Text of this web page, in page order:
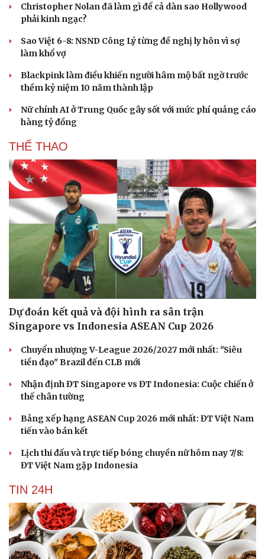
Cải chính
Christopher Nolan đã làm gì để cả dàn sao Hollywood
phải kinh ngạc?
Sao Việt 6-8: NSND Công Lý từng đề nghị ly hôn vì sợ
làm khổ vợ
Blackpink làm điều khiến người hâm mộ bất ngờ trước
thềm kỷ niệm 10 năm thành lập
Nữ chính AI ở Trung Quốc gây sốt với mức phí quảng cáo
hàng tỷ đồng
THỂ THAO
Dự đoán kết quả và đội hình ra sân trận
Singapore vs Indonesia ASEAN Cup 2026
Chuyển nhượng V-League 2026/2027 mới nhất: "Siêu
tiền đạo" Brazil đến CLB mới
Nhận định ĐT Singapore vs ĐT Indonesia: Cuộc chiến ở
thế chân tường
Bảng xếp hạng ASEAN Cup 2026 mới nhất: ĐT Việt Nam
tiến vào bán kết
Lịch thi đấu và trực tiếp bóng chuyền nữ hôm nay 7/8:
ĐT Việt Nam gặp Indonesia
TIN 24H